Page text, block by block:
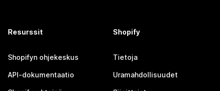
Resurssit
Shopifyn ohjekeskus
API-dokumentaatio
Shopify
Tietoja
Uramahdollisuudet